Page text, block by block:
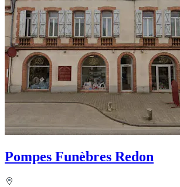
Pompes Funèbres Redon